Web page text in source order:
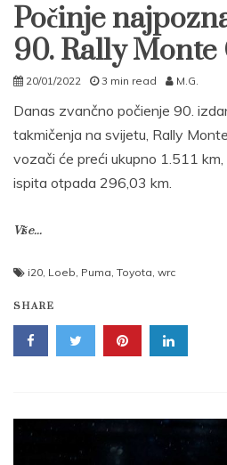
Počinje
90. Rally
20/01/2022 3 min read M.G.
Danas zvančno počienje 90.
takmičenja na svijetu, Rally
vozači će preći ukupno 1.511
ispita otpada 296,03 km.
Više...
i20, Loeb, Puma, Toyota, wrc
SHARE